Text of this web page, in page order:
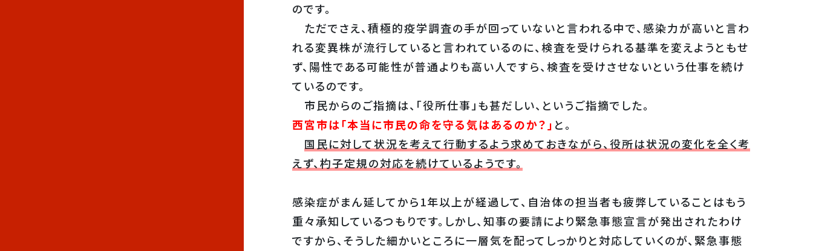
のです。
ただでさえ、積極的疫学調査の手が回っていないと言われる中で、感染力が高いと言わ
れる変異株が流行していると言われているのに、検査を受けられる基準を変えようともせ
ず、陽性である可能性が普通よりも高い人ですら、検査を受けさせないという仕事を続け
ているのです。
市民からのご指摘は、「役所仕事」も甚だしい、というご指摘でした。
西宮市は「本当に市民の命を守る気はあるのか？」 と。
国民に対して状況を考えて行動するよう求めておきながら、役所は状況の変化を全く考
えず、杓子定規の対応を続けているようです。
感染症がまん延してから1年以上が経過して、自治体の担当者も疲弊していることはもう
重々承知しているつもりです。しかし、知事の要請により緊急事態宣言が発出されたわけ
ですから、そうした細かいところに一層気を配ってしっかりと対応していくのが、緊急事態